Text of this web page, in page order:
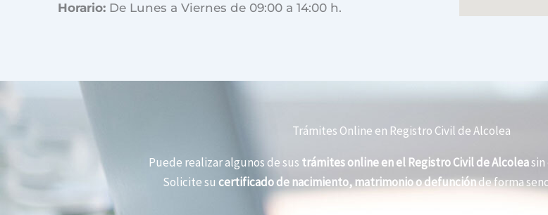
Horario: De Lunes a Viernes de 09:00 a 14:00 h.
Trámites Online en Registro Civil de Alcolea
Puede realizar algunos de sus trámites online en el Registro Civil de Alcoleasin
Solicite su certificado de nacimiento, matrimonio o defunciónde forma